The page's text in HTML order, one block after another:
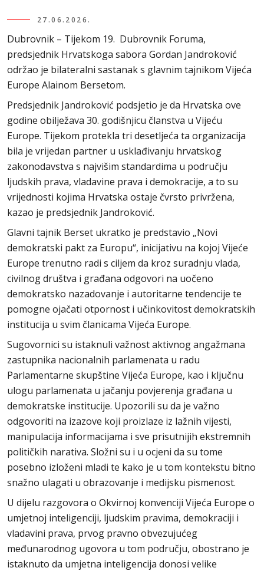
27.06.2026.
Dubrovnik – Tijekom 19. Dubrovnik Foruma,
predsjednik Hrvatskoga sabora Gordan Jandroković
održao je bilateralni sastanak s glavnim tajnikom Vijeća
Europe Alainom Bersetom.
Predsjednik Jandroković podsjetio je da Hrvatska ove
godine obilježava 30. godišnjicu članstva u Vijeću
Europe. Tijekom protekla tri desetljeća ta organizacija
bila je vrijedan partner u usklađivanju hrvatskog
zakonodavstva s najvišim standardima u području
ljudskih prava, vladavine prava i demokracije, a to su
vrijednosti kojima Hrvatska ostaje čvrsto privržena,
kazao je predsjednik Jandroković.
Glavni tajnik Berset ukratko je predstavio „Novi
demokratski pakt za Europu“, inicijativu na kojoj Vijeće
Europe trenutno radi s ciljem da kroz suradnju vlada,
civilnog društva i građana odgovori na uočeno
demokratsko nazadovanje i autoritarne tendencije te
pomogne ojačati otpornost i učinkovitost demokratskih
institucija u svim članicama Vijeća Europe.
Sugovornici su istaknuli važnost aktivnog angažmana
zastupnika nacionalnih parlamenata u radu
Parlamentarne skupštine Vijeća Europe, kao i ključnu
ulogu parlamenata u jačanju povjerenja građana u
demokratske institucije. Upozorili su da je važno
odgovoriti na izazove koji proizlaze iz lažnih vijesti,
manipulacija informacijama i sve prisutnijih ekstremnih
političkih narativa. Složni su i u ocjeni da su tome
posebno izloženi mladi te kako je u tom kontekstu bitno
snažno ulagati u obrazovanje i medijsku pismenost.
U dijelu razgovora o Okvirnoj konvenciji Vijeća Europe o
umjetnoj inteligenciji, ljudskim pravima, demokraciji i
vladavini prava, prvog pravno obvezujućeg
međunarodnog ugovora u tom području, obostrano je
istaknuto da umjetna inteligencija donosi velike